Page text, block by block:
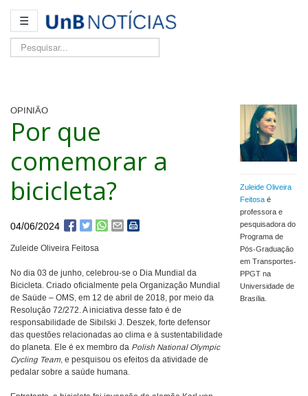
☰
Pesquisar...
OPINIÃO
Zuleide Oliveira
Feitosa é
professora e
pesquisadora do
Programa de
Pós-Graduação
em Transportes-
PPGT na
Universidade de
Brasília.
Por que
comemorar a
bicicleta?
04/06/2024
Zuleide Oliveira Feitosa
No dia 03 de junho, celebrou-se o Dia Mundial da
Bicicleta. Criado oficialmente pela Organização Mundial
de Saúde – OMS, em 12 de abril de 2018, por meio da
Resolução 72/272. A iniciativa desse fato é de
responsabilidade de Sibilski J. Deszek, forte defensor
das questões relacionadas ao clima e à sustentabilidade
do planeta. Ele é ex membro da Polish National Olympic
Cycling Team, e pesquisou os efeitos da atividade de
pedalar sobre a saúde humana.